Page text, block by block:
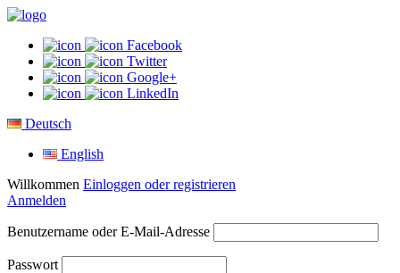
Facebook
Twitter
Google+
LinkedIn
Deutsch
English
Willkommen Einloggen oder registrieren
Anmelden
Benutzername oder E-Mail-Adresse
Passwort